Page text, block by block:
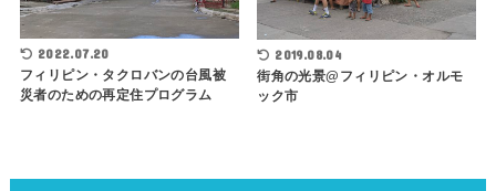
2022.07.20
フィリピン・タクロバンの台風被
災者のための再定住プログラム
2019.08.04
街角の光景@フィリピン・オルモ
ック市